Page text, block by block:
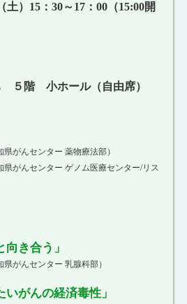
土） 15：30～17：00（15:00開
５階 小ホール（自由席）
県がんセンター 薬物療法部）
県がんセンター ゲノム医療センター/リス
向き合う」
県がんセンター 乳腺科部）
いがんの経済毒性」